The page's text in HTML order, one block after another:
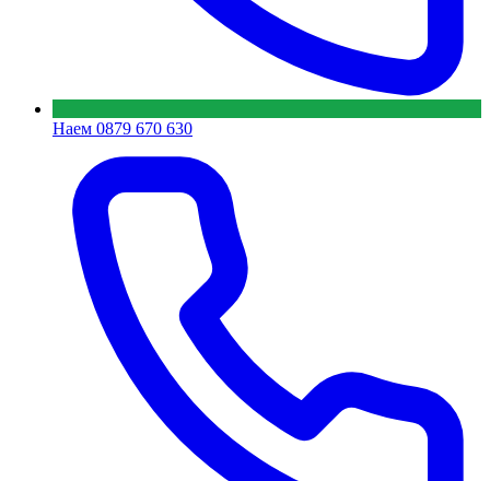
Наем 0879 670 630